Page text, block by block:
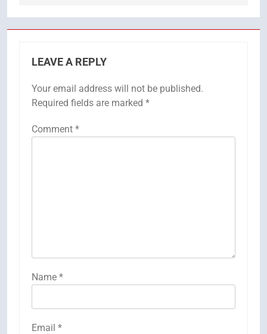
LEAVE A REPLY
Your email address will not be published.
Required fields are marked *
Comment *
Name *
Email *